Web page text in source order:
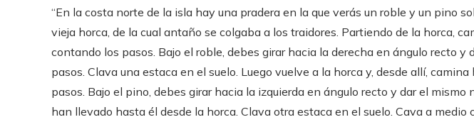
“En la costa norte de la isla hay una pradera en la que verás un roble y un pino
vieja horca, de la cual antaño se colgaba a los traidores. Partiendo de la horca,
contando los pasos. Bajo el roble, debes girar hacia la derecha en ángulo recto y
pasos. Clava una estaca en el suelo. Luego vuelve a la horca y, desde allí,
pasos. Bajo el pino, debes girar hacia la izquierda en ángulo recto y dar el mismo
han llevado hasta él desde la horca. Clava otra estaca en el suelo. Cava a medio